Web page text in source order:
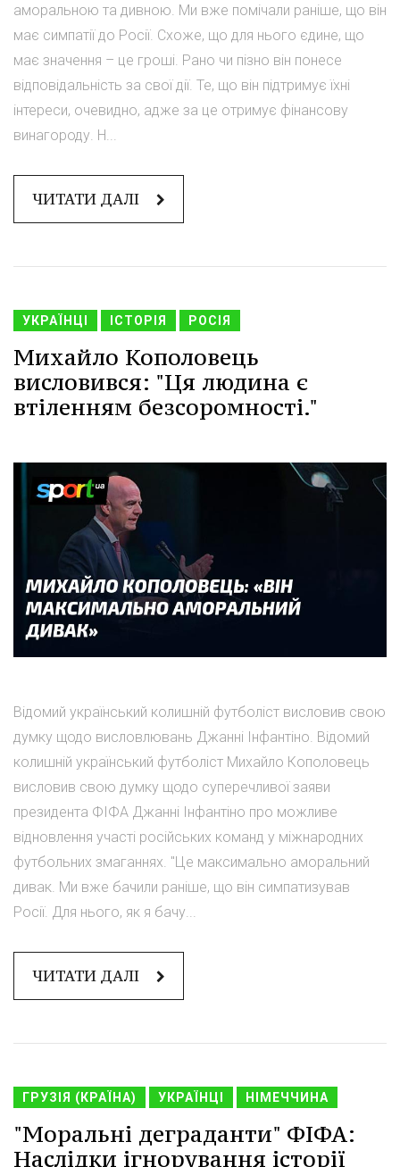
аморальною та дивною. Ми вже помічали раніше, що він
має симпатії до Росії. Схоже, що для нього єдине, що
має значення – це гроші. Рано чи пізно він понесе
відповідальність за свої дії. Те, що він підтримує їхні
інтереси, очевидно, адже за це отримує фінансову
винагороду. Н...
ЧИТАТИ ДАЛІ
УКРАЇНЦІ ІСТОРІЯ РОСІЯ
Михайло Кополовець
висловився: "Ця людина є
втіленням безсоромності."
Відомий український колишній футболіст висловив свою
думку щодо висловлювань Джанні Інфантіно. Відомий
колишній український футболіст Михайло Кополовець
висловив свою думку щодо суперечливої заяви
президента ФІФА Джанні Інфантіно про можливе
відновлення участі російських команд у міжнародних
футбольних змаганнях. "Це максимально аморальний
дивак. Ми вже бачили раніше, що він симпатизував
Росії. Для нього, як я бачу...
ЧИТАТИ ДАЛІ
ГРУЗІЯ (КРАЇНА) УКРАЇНЦІ НІМЕЧЧИНА
"Моральні деграданти" ФІФА:
Наслідки ігнорування історії